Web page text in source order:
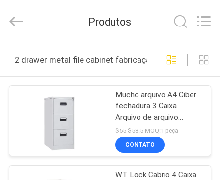
PRODUTOS
EXCURSÃO
Rights
by
Produtos
2 drawer metal file cabinet fabricação online
Mucho arquivo A4 Ciber
fechadura 3 Caixa
Arquivo de arquivo
metálico
$55-$58.5 MOQ:1 peça
CONTATO
WT Lock Cabrio 4 Caixa